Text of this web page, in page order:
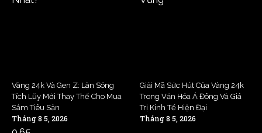
Vàng 24k Và Gen Z: Làn Sóng
Tích Lũy Mới Thay Thế Cho Mua
Sắm Tiêu Sản
Tháng 8 5, 2026
Giải Mã Sức Hút Của Vàng 24k
Trong Văn Hóa Á Đông Và Giá
Trị Kinh Tế Hiện Đại
Tháng 8 5, 2026